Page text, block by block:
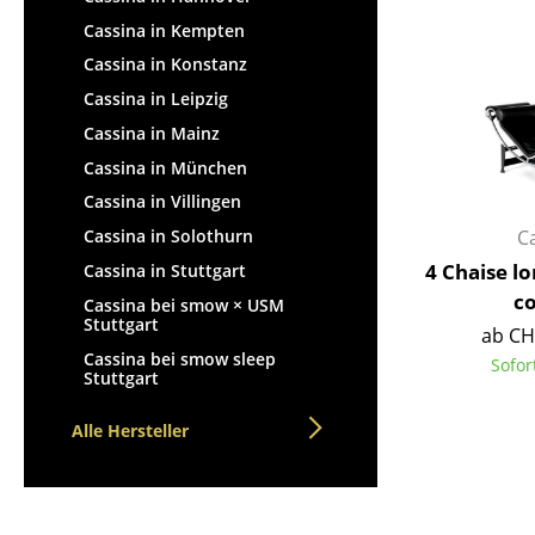
Cassina in Kempten
Cassina in Konstanz
Cassina in Leipzig
Cassina in Mainz
Cassina in München
Cassina in Villingen
Cassina in Solothurn
Cassina in Stuttgart
Cassina bei smow × USM
Stuttgart
Cassina bei smow sleep
Stuttgart
Alle Hersteller
4 Chaise
ab